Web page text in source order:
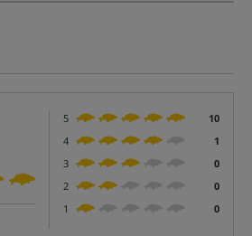
5
10
4
1
3
0
2
0
1
0